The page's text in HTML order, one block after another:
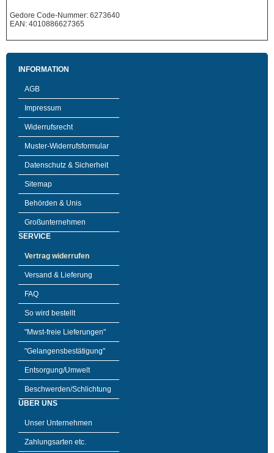
Gedore Code-Nummer: 6273640
EAN: 4010886627365
INFORMATION
AGB
Impressum
Widerrufsrecht
Muster-Widerrufsformular
Datenschutz & Sicherheit
Sitemap
Behörden & Unis
Großunternehmen
SERVICE
Vertrag widerrufen
Versand & Lieferung
FAQ
So wird bestellt
"Mwst-freie Lieferungen"
"Gelangensbestätigung"
Entsorgung/Umwelt
Beschwerden/Schlichtung
ÜBER UNS
Unser Unternehmen
Zahlungsarten etc.